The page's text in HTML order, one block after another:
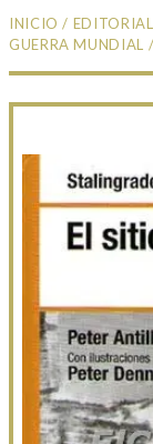
INICIO /
GUERRA MUNDIAL